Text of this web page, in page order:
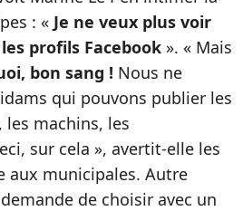
: « Je ne veux plus voir
profils Facebook ». « Mais
bon sang ! Nous ne
qui pouvons publier les
les machins, les
sur cela », avertit-elle les
aux municipales. Autre
de choisir avec un